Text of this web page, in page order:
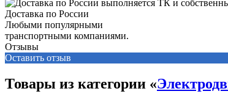
Доставка по России
Любыми популярными
транспортными компаниями.
Отзывы
Оставить отзыв
Товары из категории «